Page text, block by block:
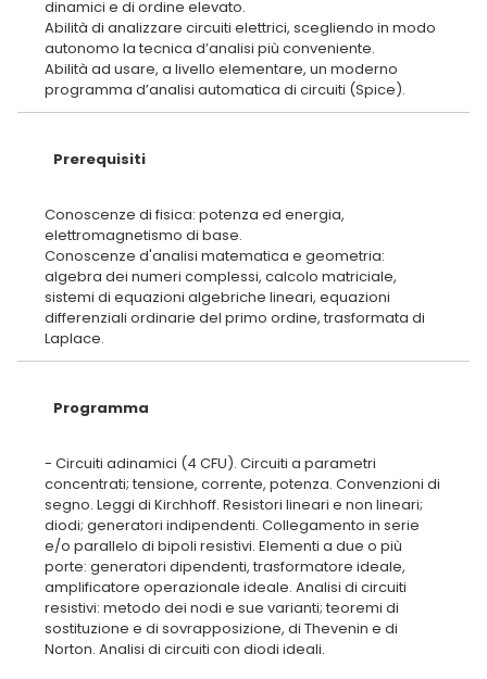
dinamici e di ordine elevato.
Abilità di analizzare circuiti elettrici, scegliendo in modo
autonomo la tecnica d’analisi più conveniente.
Abilità ad usare, a livello elementare, un moderno
Prerequisiti
Conoscenze di fisica: potenza ed energia,
elettromagnetismo di base.
Conoscenze d'analisi matematica e geometria:
algebra dei numeri complessi, calcolo matriciale,
sistemi di equazioni algebriche lineari, equazioni
differenziali ordinarie del primo ordine, trasformata di
Programma
- Circuiti adinamici (4 CFU). Circuiti a parametri
concentrati; tensione, corrente, potenza. Convenzioni di
segno. Leggi di Kirchhoff. Resistori lineari e non lineari;
diodi; generatori indipendenti. Collegamento in serie
e/o parallelo di bipoli resistivi. Elementi a due o più
porte: generatori dipendenti, trasformatore ideale,
amplificatore operazionale ideale. Analisi di circuiti
resistivi: metodo dei nodi e sue varianti; teoremi di
sostituzione e di sovrapposizione, di Thevenin e di
Norton. Analisi di circuiti con diodi ideali.